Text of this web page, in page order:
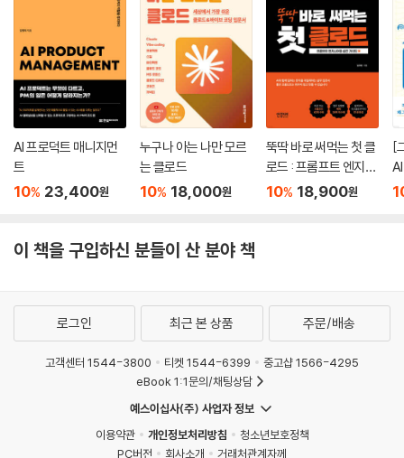
AI 프로덕트 매니지먼
트
10% 23,400원
누구나 아는 나만 모르
는 클로드
10% 18,000원
뚝딱 바로 써먹는 첫 클
로드 : 프롬프트 엔지니
어링 실전 가이드
10% 18,900원
[
이 책을 구입하신 분들이 산 분야 책
로그인 최근 본 상품 주문/배송
고객센터 1544-3800 티켓 1544-6399
중고샵 1566-4295
eBook 1:1문의/채팅상담
예스이십사(주) 사업자 정보
이용약관
개인정보처리방침
청소년보호정책
PC버전
회사소개 거래처관계자께